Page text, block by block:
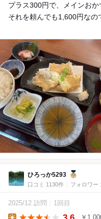
プラス300円で、メインお
それを頼んでも1,600円なの
ひろっか5293
口コミ 1130件 フォロワー
2025/12 訪問 1回目
￥